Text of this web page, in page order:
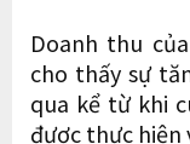
Doanh thu
cho thấy sự
qua kể từ khi
được thực hiện